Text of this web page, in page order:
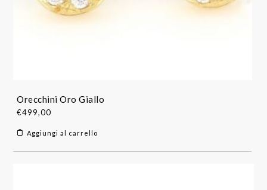
Orecchini Oro Giallo
€499,00
Aggiungi al carrello